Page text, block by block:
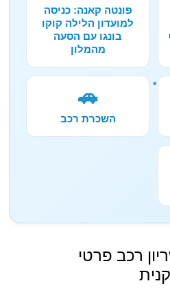
פונטה קאנה: כניסה
למועדון הלילה קוקו
בונגו עם הסעה
מהמלון
🚗
השכרת רכב
רכב פרטי